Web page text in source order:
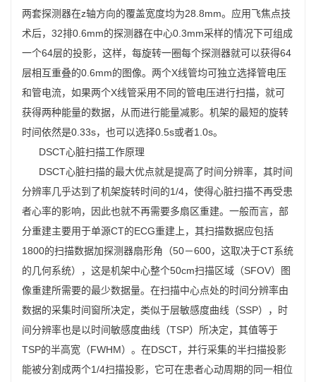
两套探测器在z轴方向的覆盖宽度均为28.8mm。应用飞焦点技
术后，32排0.6mm的探测器在中心0.3mm采样的情况下可组成
一个64层的投影，这样，每旋转一圈每个探测器就可以获得64
层相互重叠的0.6mm的图像。两个X线管均可独立选择管电压
和管电流，如果两个X线管采用不同的管电压进行扫描，就可
获得两种能量的数据，从而进行能量减影。机架的最短的旋转
时间依然是0.33s，也可以选择0.5s或者1.0s。
DSCT心脏扫描工作原理
DSCT心脏扫描的最大优点就是提高了时间分辨率，其时间
分辨率几乎达到了机架旋转时间的1/4，使得心脏扫描不再受患
者心率的影响，因此也就不再需要多扇区重建。一般而言，部
分重建主要用于单源CT的ECG重建上，其扫描数据应包括
1800的扫描数据加探测器扇形角（50－600，这取决于CT系统
的几何系统），这是机架中心整个50cm扫描区域（SFOV）图
像重建所需要的最少数据量。在扫描中心点处的时间分辨率由
数据的采集时间窗所决定，类似于层敏感度曲线（SSP），时
间分辨率也是以时间敏感度曲线（TSP）所决定，其值等于
TSP的半高宽（FWHM）。在DSCT，并行采集的半扫描投影
能被分割成两个1/4扫描投影，它可在患者心动周期的同一相位